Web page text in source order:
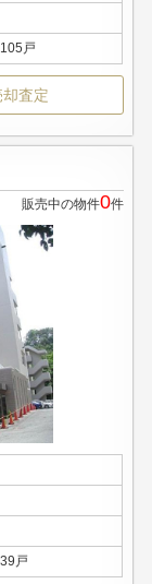
105戸
却査定
販売中の物件0件
39戸